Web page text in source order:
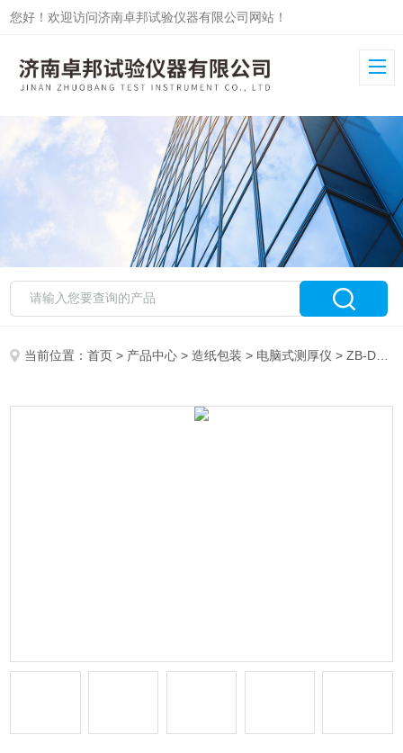
您好！欢迎访问济南卓邦试验仪器有限公司网站！
当前位置：首页 > 产品中心 >造纸包装 > 电脑式测厚仪 > ZB-DCH-2电脑式纸张测厚仪